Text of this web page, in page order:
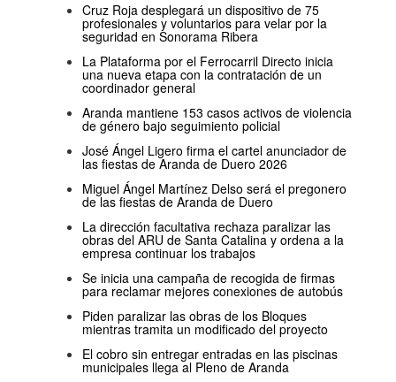
Cruz Roja desplegará un dispositivo de 75
profesionales y voluntarios para velar por la
seguridad en Sonorama Ribera
La Plataforma por el Ferrocarril Directo inicia
una nueva etapa con la contratación de un
coordinador general
Aranda mantiene 153 casos activos de violencia
de género bajo seguimiento policial
José Ángel Ligero firma el cartel anunciador de
las fiestas de Aranda de Duero 2026
Miguel Ángel Martínez Delso será el pregonero
de las fiestas de Aranda de Duero
La dirección facultativa rechaza paralizar las
obras del ARU de Santa Catalina y ordena a la
empresa continuar los trabajos
Se inicia una campaña de recogida de firmas
para reclamar mejores conexiones de autobús
Piden paralizar las obras de los Bloques
mientras tramita un modificado del proyecto
El cobro sin entregar entradas en las piscinas
municipales llega al Pleno de Aranda